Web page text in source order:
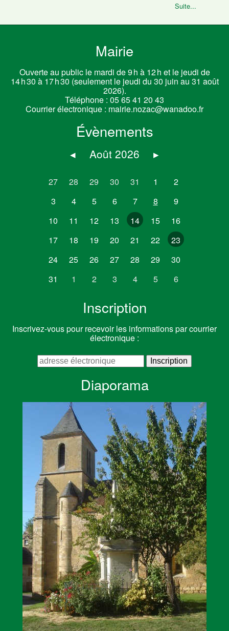
Suite...
Mairie
Ouverte au public le mardi de 9 h à 12 h et le jeudi de
14 h 30 à 17 h 30 (seulement le jeudi du 30 juin au 31 août
2026).
Téléphone : 05 65 41 20 43
Courrier électronique : mairie.nozac@wanadoo.fr
Évènements
◂ Août 2026 ▸
27 28 29 30 31 1
2
3
4 5 6 7 8
9
10
11 12 13 14 15
16
17
18 19 20 21 22
23
24
25 26 27 28 29
30
31
1 2 3 4 5 6
Inscription
Inscrivez-vous pour recevoir les informations par courrier
électronique :
Diaporama